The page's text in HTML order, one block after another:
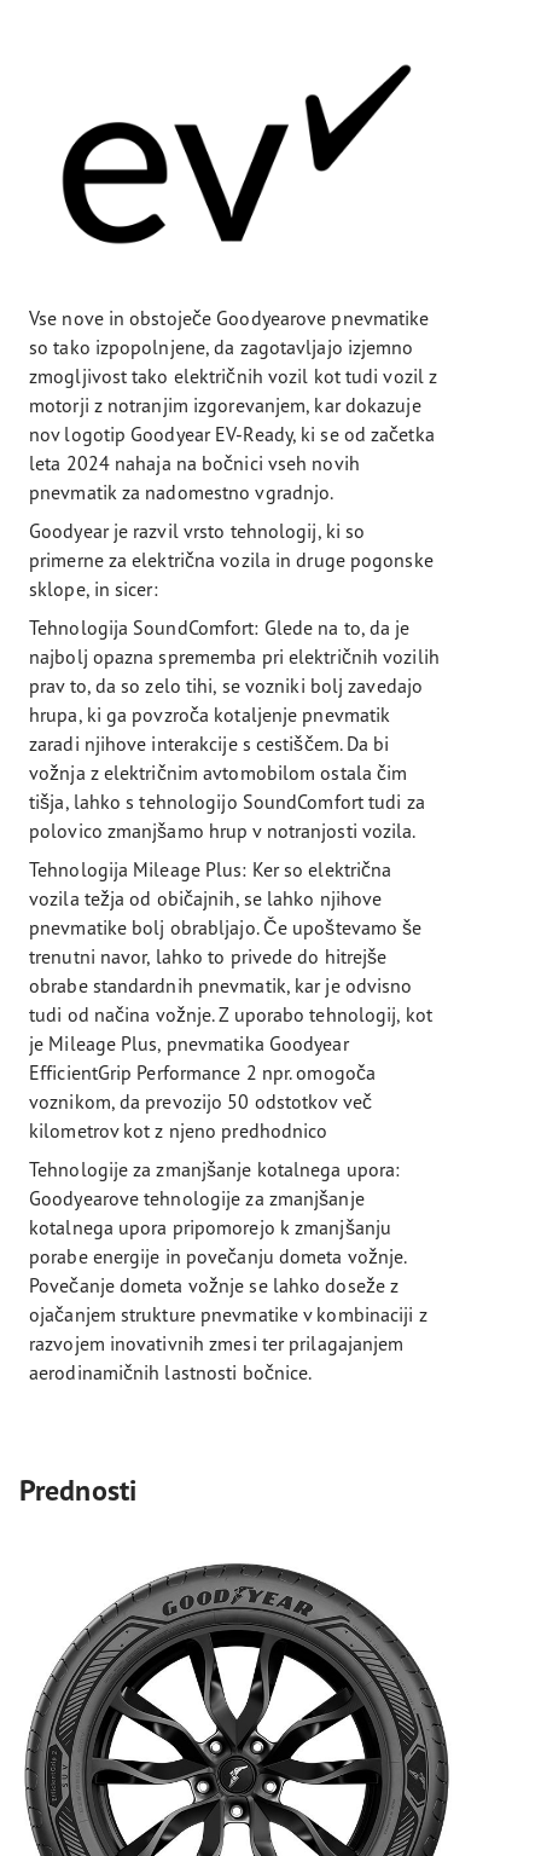
Vse nove in obstoječe Goodyearove pnevmatike
so tako izpopolnjene, da zagotavljajo izjemno
zmogljivost tako električnih vozil kot tudi vozil z
motorji z notranjim izgorevanjem, kar dokazuje
nov logotip Goodyear EV-Ready, ki se od začetka
leta 2024 nahaja na bočnici vseh novih
pnevmatik za nadomestno vgradnjo.
Goodyear je razvil vrsto tehnologij, ki so
primerne za električna vozila in druge pogonske
sklope, in sicer:
Tehnologija SoundComfort: Glede na to, da je
najbolj opazna sprememba pri električnih vozilih
prav to, da so zelo tihi, se vozniki bolj zavedajo
hrupa, ki ga povzroča kotaljenje pnevmatik
zaradi njihove interakcije s cestiščem. Da bi
vožnja z električnim avtomobilom ostala čim
tišja, lahko s tehnologijo SoundComfort tudi za
polovico zmanjšamo hrup v notranjosti vozila.
Tehnologija Mileage Plus: Ker so električna
vozila težja od običajnih, se lahko njihove
pnevmatike bolj obrabljajo. Če upoštevamo še
trenutni navor, lahko to privede do hitrejše
obrabe standardnih pnevmatik, kar je odvisno
tudi od načina vožnje. Z uporabo tehnologij, kot
je Mileage Plus, pnevmatika Goodyear
EfficientGrip Performance 2 npr. omogoča
voznikom, da prevozijo 50 odstotkov več
kilometrov kot z njeno predhodnico
Tehnologije za zmanjšanje kotalnega upora:
Goodyearove tehnologije za zmanjšanje
kotalnega upora pripomorejo k zmanjšanju
porabe energije in povečanju dometa vožnje.
Povečanje dometa vožnje se lahko doseže z
ojačanjem strukture pnevmatike v kombinaciji z
razvojem inovativnih zmesi ter prilagajanjem
aerodinamičnih lastnosti bočnice.
Prednosti